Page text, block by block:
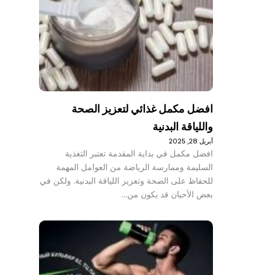
افضل مكمل غذائي لتعزيز الصحة
واللياقة البدنية
أبريل 28, 2025
افضل مكمل في بداية المقدمة تعتبر التغذية
السليمة وممارسة الرياضة من العوامل المهمة
للحفاظ على الصحة وتعزيز اللياقة البدنية. ولكن في
بعض الأحيان قد يكون من…